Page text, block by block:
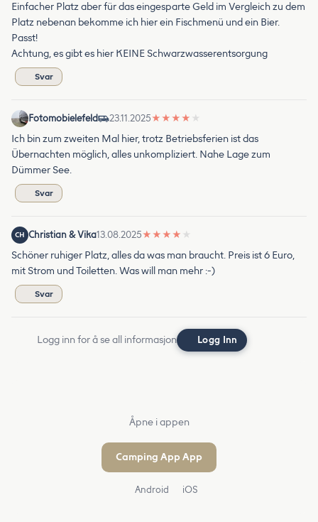
Einfacher Platz aber für das eingesparte Geld im Vergleich zu dem
Platz nebenan bekomme ich hier ein Fischmenü und ein Bier.
Passt!
Achtung, es gibt es hier KEINE Schwarzwasserentsorgung
Svar
Fotomobielefeld 23.11.2025★ ★ ★ ★ ★
Ich bin zum zweiten Mal hier, trotz Betriebsferien ist das
Übernachten möglich, alles unkompliziert. Nahe Lage zum
Dümmer See.
Svar
CH Christian & Vika13.08.2025★ ★ ★ ★ ★
Schöner ruhiger Platz, alles da was man braucht. Preis ist 6 Euro,
mit Strom und Toiletten. Was will man mehr :-)
Svar
Logg inn for å se all informasjon Logg Inn
Åpne i appen
Camping App App
Android iOS